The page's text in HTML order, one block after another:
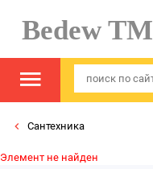
Bedew TM
Сантехника
Элемент не найден